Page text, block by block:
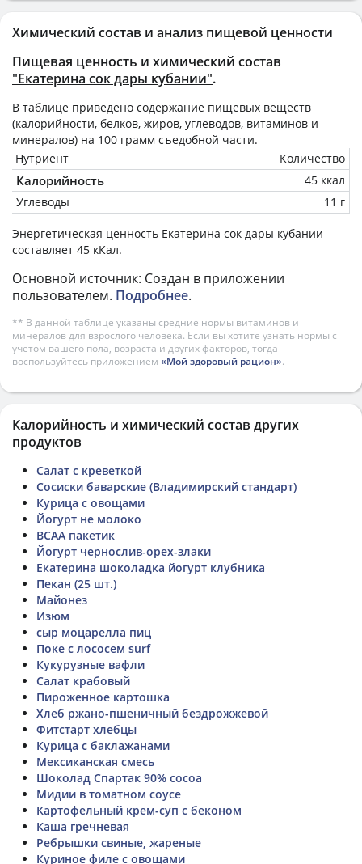
Химический состав и анализ пищевой ценности
Пищевая ценность и химический состав
"Екатерина сок дары кубании".
В таблице приведено содержание пищевых веществ
(калорийности, белков, жиров, углеводов, витаминов и
минералов) на 100 грамм съедобной части.
Нутриент
Количество
Калорийность
45 ккал
Углеводы
11 г
Энергетическая ценность Екатерина сок дары кубании
составляет 45 кКал.
Основной источник: Создан в приложении
пользователем. Подробнее.
** В данной таблице указаны средние нормы витаминов и
минералов для взрослого человека. Если вы хотите узнать нормы с
учетом вашего пола, возраста и других факторов, тогда
воспользуйтесь приложением «Мой здоровый рацион».
Калорийность и химический состав других
продуктов
Салат с креветкой
Сосиски баварские (Владимирский стандарт)
Курица с овощами
Йогурт не молоко
BCAA пакетик
Йогурт чернослив-орех-злаки
Екатерина шоколадка йогурт клубника
Пекан (25 шт.)
Майонез
Изюм
сыр моцарелла пиц
Поке с лососем surf
Кукурузные вафли
Салат крабовый
Пироженное картошка
Хлеб ржано-пшеничный бездрожжевой
Фитстарт хлебцы
Курица с баклажанами
Мексиканская смесь
Шоколад Спартак 90% cocoa
Мидии в томатном соусе
Картофельный крем-суп с беконом
Каша гречневая
Ребрышки свиные, жареные
Куриное филе с овощами